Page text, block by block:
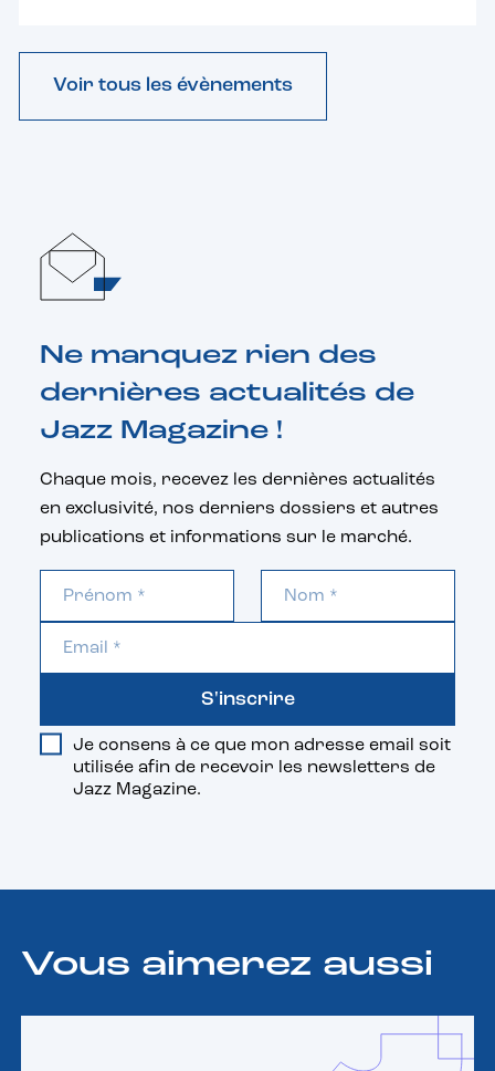
Voir tous les évènements
Ne manquez rien des
dernières actualités de
Jazz Magazine !
Chaque mois, recevez les dernières actualités
en exclusivité, nos derniers dossiers et autres
publications et informations sur le marché.
Je consens à ce que mon adresse email soit
utilisée afin de recevoir les newsletters de
Jazz Magazine.
S'inscrire
Vous aimerez aussi